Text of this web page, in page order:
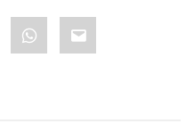
WhatsApp
Email